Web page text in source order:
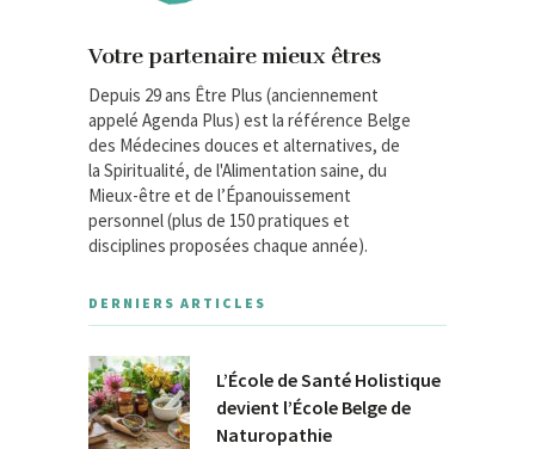
Votre partenaire mieux êtres
Depuis 29 ans Être Plus (anciennement
appelé Agenda Plus) est la référence Belge
des Médecines douces et alternatives, de
la Spiritualité, de l'Alimentation saine, du
Mieux-être et de l’Épanouissement
personnel (plus de 150 pratiques et
disciplines proposées chaque année).
DERNIERS ARTICLES
L’École de Santé Holistique
devient l’École Belge de
Naturopathie